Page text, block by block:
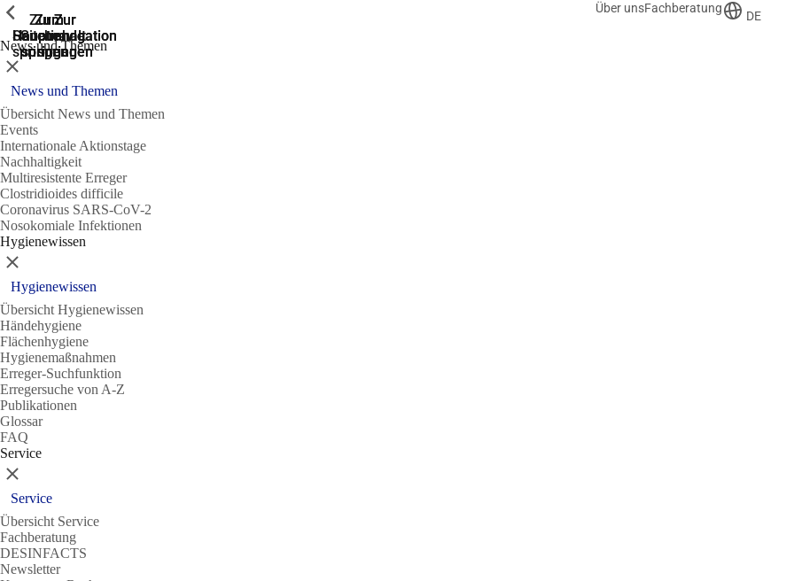
Zur
Suche
springen
Zur
Hauptnavigation
springen
Zur
Hauptnavigation
springen
Zum
Hauptinhalt
springen
Zum
Seitenende
springen
Über unsFachberatung
DE
News und Themen
Zeige vorherige
Schließen
News und Themen
Übersicht News und Themen
Events
Internationale Aktionstage
Nachhaltigkeit
Multiresistente Erreger
Clostridioides difficile
Coronavirus SARS-CoV-2
Nosokomiale Infektionen
Hygienewissen
Zeige vorherige
Schließen
Hygienewissen
Übersicht Hygienewissen
Händehygiene
Flächenhygiene
Hygienemaßnahmen
Erreger-Suchfunktion
Erregersuche von A-Z
Publikationen
Glossar
FAQ
Service
Zeige vorherige
Schließen
Service
Übersicht Service
Fachberatung
DESINFACTS
Newsletter